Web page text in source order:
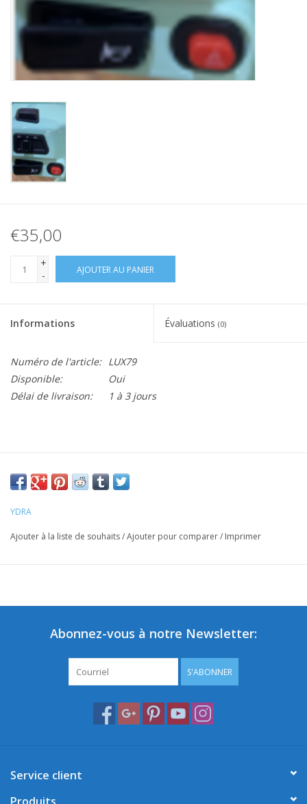
€35,00
+
-
AJOUTER AU PANIER
Informations Évaluations (0)
Numéro de l'article: LUX79
Disponible:
Oui
Délai de livraison:
1 à 3 jours
YDRA
Ajouter à la liste de souhaits/Ajouter pour comparer/ Imprimer
Abonnez-vous à notre Newsletter:
S'ABONNER
Service client